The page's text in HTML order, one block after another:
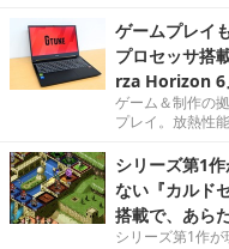
ゲームプレイ
プロセッサ搭
rza Horizon 6
ゲーム＆制作の
プレイ。放熱性
シリーズ第1
ない『カルド
搭載で、あら
シリーズ第1作が